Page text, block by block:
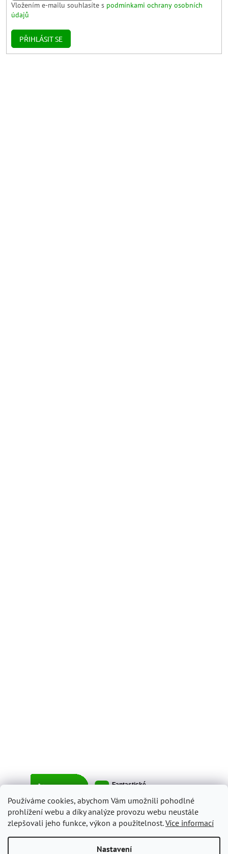
Používáme cookies, abychom Vám umožnili pohodlné
prohlížení webu a díky analýze provozu webu neustále
zlepšovali jeho funkce, výkon a použitelnost.Více informací
Nastavení
Vložením e-mailu souhlasíte s podmínkami ochrany osobních
údajů
PŘIHLÁSIT SE